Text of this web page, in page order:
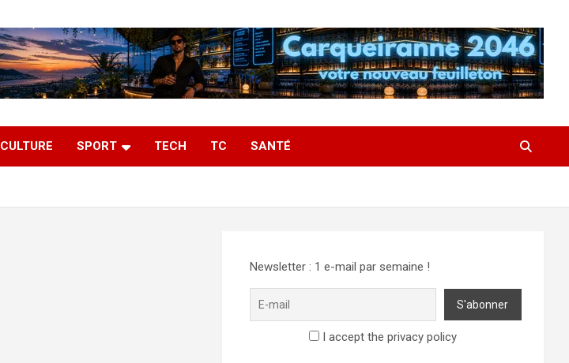
CULTURE SPORT TECH TC SANTÉ
Newsletter : 1 e-mail par semaine !
I accept the privacy policy